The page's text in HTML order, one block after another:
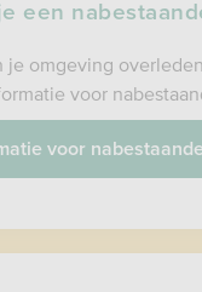
een
je omgeving
voor
voor